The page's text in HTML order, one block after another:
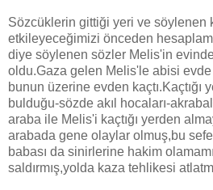
Sözcüklerin gittiği yeri ve söylenen
etkileyeceğimizi önceden
diye söylenen sözler Melis'in
oldu.Gaza gelen Melis'le abisi
bunun üzerine evden kaçtı.Kaçtığı
bulduğu-sözde akıl hocaları-
araba ile Melis'i kaçtığı yerden
arabada gene olaylar olmuş,bu
babası da sinirlerine hakim
saldırmış,yolda kaza tehlikesi